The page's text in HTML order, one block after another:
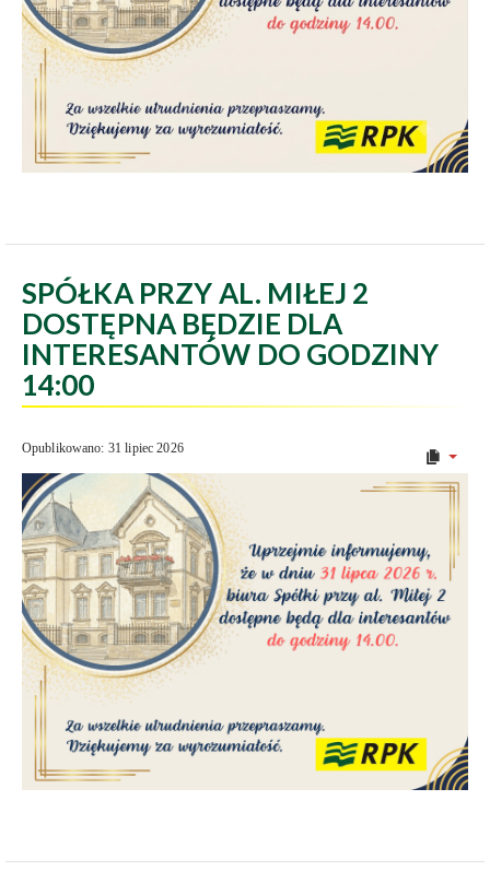
SPÓŁKA PRZY AL. MIŁEJ 2
DOSTĘPNA BĘDZIE DLA
INTERESANTÓW DO GODZINY
14:00
Opublikowano: 31 lipiec 2026